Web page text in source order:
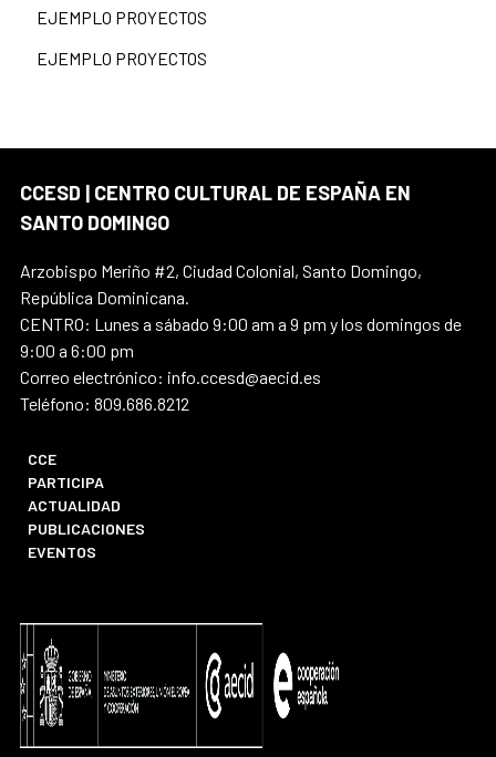
EJEMPLO PROYECTOS
EJEMPLO PROYECTOS
CCESD | CENTRO CULTURAL DE ESPAÑA EN
SANTO DOMINGO
Arzobispo Meriño #2, Ciudad Colonial, Santo Domingo,
República Dominicana.
CENTRO: Lunes a sábado 9:00 am a 9 pm y los domingos de
9:00 a 6:00 pm
Correo electrónico: info.ccesd@aecid.es
Teléfono: 809.686.8212
CCE
PARTICIPA
ACTUALIDAD
PUBLICACIONES
EVENTOS